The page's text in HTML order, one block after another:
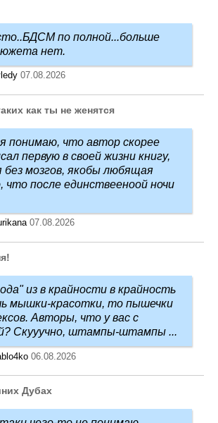
по полной...больше
нет.
07.08.2026
как ты не женятся
понимаю, что автор скорее
первую в своей жизни книгу,
без мозгов, якобы любящая
что после единствееноой ночи
07.08.2026
из в крайности в крайность
мышки-красотки, то пышечки
Авторы, что у вас с
Скууучно, штампы-штампы ...
06.08.2026
Дубах